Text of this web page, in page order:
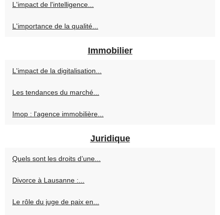
L'impact de l'intelligence...
L'importance de la qualité...
Immobilier
L'impact de la digitalisation...
Les tendances du marché...
Imop : l'agence immobilière...
Juridique
Quels sont les droits d’une...
Divorce à Lausanne :...
Le rôle du juge de paix en...